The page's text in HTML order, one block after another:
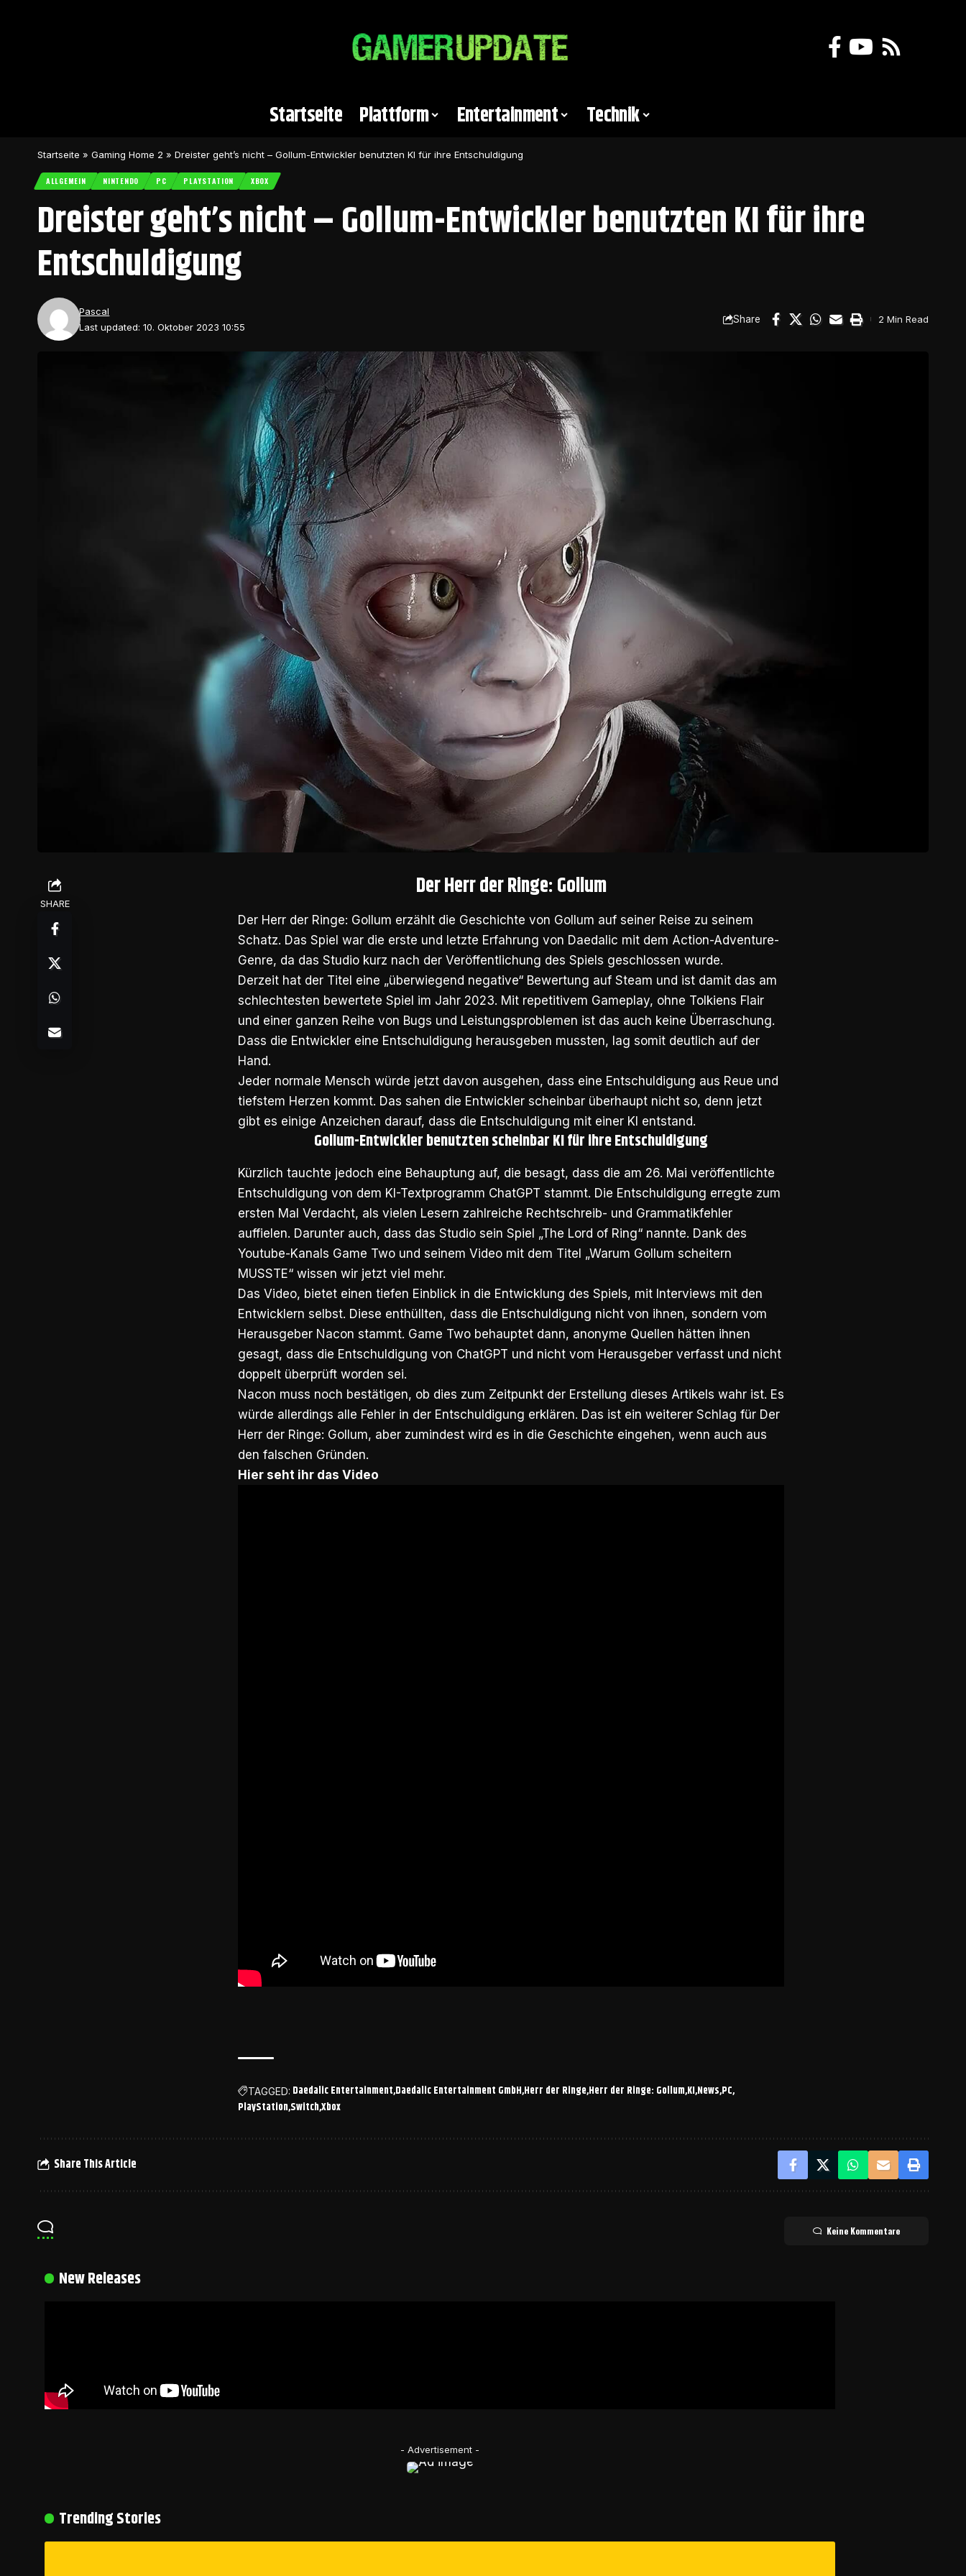
Startseite Plattform Entertainment Technik
Startseite » Gaming Home 2 » Dreister geht’s nicht – Gollum-Entwickler benutzten KI für ihre Entschuldigung
ALLGEMEIN NINTENDO PC PLAYSTATION XBOX
Dreister geht’s nicht – Gollum-Entwickler benutzten KI für ihre
Entschuldigung
Last updated: 10. Oktober 2023 10:55
Pascal
Share 2 Min Read
SHARE
Der Herr der Ringe: Gollum
Der Herr der Ringe: Gollum erzählt die Geschichte von Gollum auf seiner Reise zu seinem
Schatz. Das Spiel war die erste und letzte Erfahrung von Daedalic mit dem Action-Adventure-
Genre, da das Studio kurz nach der Veröffentlichung des Spiels geschlossen wurde.
Derzeit hat der Titel eine „überwiegend negative“ Bewertung auf Steam und ist damit das am
schlechtesten bewertete Spiel im Jahr 2023. Mit repetitivem Gameplay, ohne Tolkiens Flair
und einer ganzen Reihe von Bugs und Leistungsproblemen ist das auch keine Überraschung.
Dass die Entwickler eine Entschuldigung herausgeben mussten, lag somit deutlich auf der
Hand.
Jeder normale Mensch würde jetzt davon ausgehen, dass eine Entschuldigung aus Reue und
tiefstem Herzen kommt. Das sahen die Entwickler scheinbar überhaupt nicht so, denn jetzt
gibt es einige Anzeichen darauf, dass die Entschuldigung mit einer KI entstand.
Gollum-Entwickler benutzten scheinbar KI für ihre Entschuldigung
Kürzlich tauchte jedoch eine Behauptung auf, die besagt, dass die am 26. Mai veröffentlichte
Entschuldigung von dem KI-Textprogramm ChatGPT stammt. Die Entschuldigung erregte zum
ersten Mal Verdacht, als vielen Lesern zahlreiche Rechtschreib- und Grammatikfehler
auffielen. Darunter auch, dass das Studio sein Spiel „The Lord of Ring“ nannte. Dank des
Youtube-Kanals Game Two und seinem Video mit dem Titel „Warum Gollum scheitern
MUSSTE“ wissen wir jetzt viel mehr.
Das Video, bietet einen tiefen Einblick in die Entwicklung des Spiels, mit Interviews mit den
Entwicklern selbst. Diese enthüllten, dass die Entschuldigung nicht von ihnen, sondern vom
Herausgeber Nacon stammt. Game Two behauptet dann, anonyme Quellen hätten ihnen
gesagt, dass die Entschuldigung von ChatGPT und nicht vom Herausgeber verfasst und nicht
doppelt überprüft worden sei.
Nacon muss noch bestätigen, ob dies zum Zeitpunkt der Erstellung dieses Artikels wahr ist. Es
würde allerdings alle Fehler in der Entschuldigung erklären. Das ist ein weiterer Schlag für Der
Herr der Ringe: Gollum, aber zumindest wird es in die Geschichte eingehen, wenn auch aus
den falschen Gründen.
Hier seht ihr das Video
TAGGED: Daedalic Entertainment Daedalic Entertainment GmbH Herr der Ringe Herr der Ringe: Gollum KI News PC
PlayStation SwitchXbox
Share This Article
Keine Kommentare
New Releases
- Advertisement -
Trending Stories